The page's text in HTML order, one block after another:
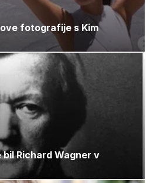
fotografije s Kim
bil Richard Wagner v